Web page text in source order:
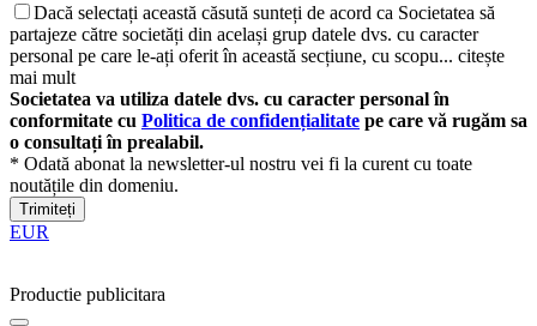
Dacă selectați această căsută sunteți de acord ca Societatea să
partajeze către societăți din același grup datele dvs. cu caracter
personal pe care le-ați oferit în această secțiune, cu scopu... citește
mai mult
Societatea va utiliza datele dvs. cu caracter personal în
conformitate cu Politica de confidențialitate pe care vă rugăm sa
o consultați în prealabil.
* Odată abonat la newsletter-ul nostru vei fi la curent cu toate
noutățile din domeniu.
Trimiteți
EUR
Productie publicitara